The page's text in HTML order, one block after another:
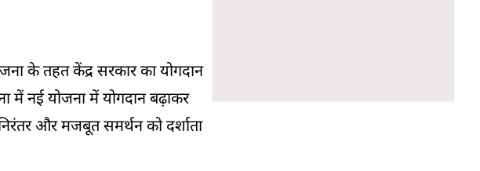
के तहत केंद्र सरकार का योगदान
में नई योजना में योगदान बढ़ाकर
और मजबूत समर्थन को दर्शाता